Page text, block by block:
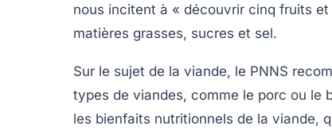
nous incitent à « découvrir cinq fruits
matières grasses, sucres et sel.
Sur le sujet de la viande, le PNNS
types de viandes, comme le porc ou le
les bienfaits nutritionnels de la viande,